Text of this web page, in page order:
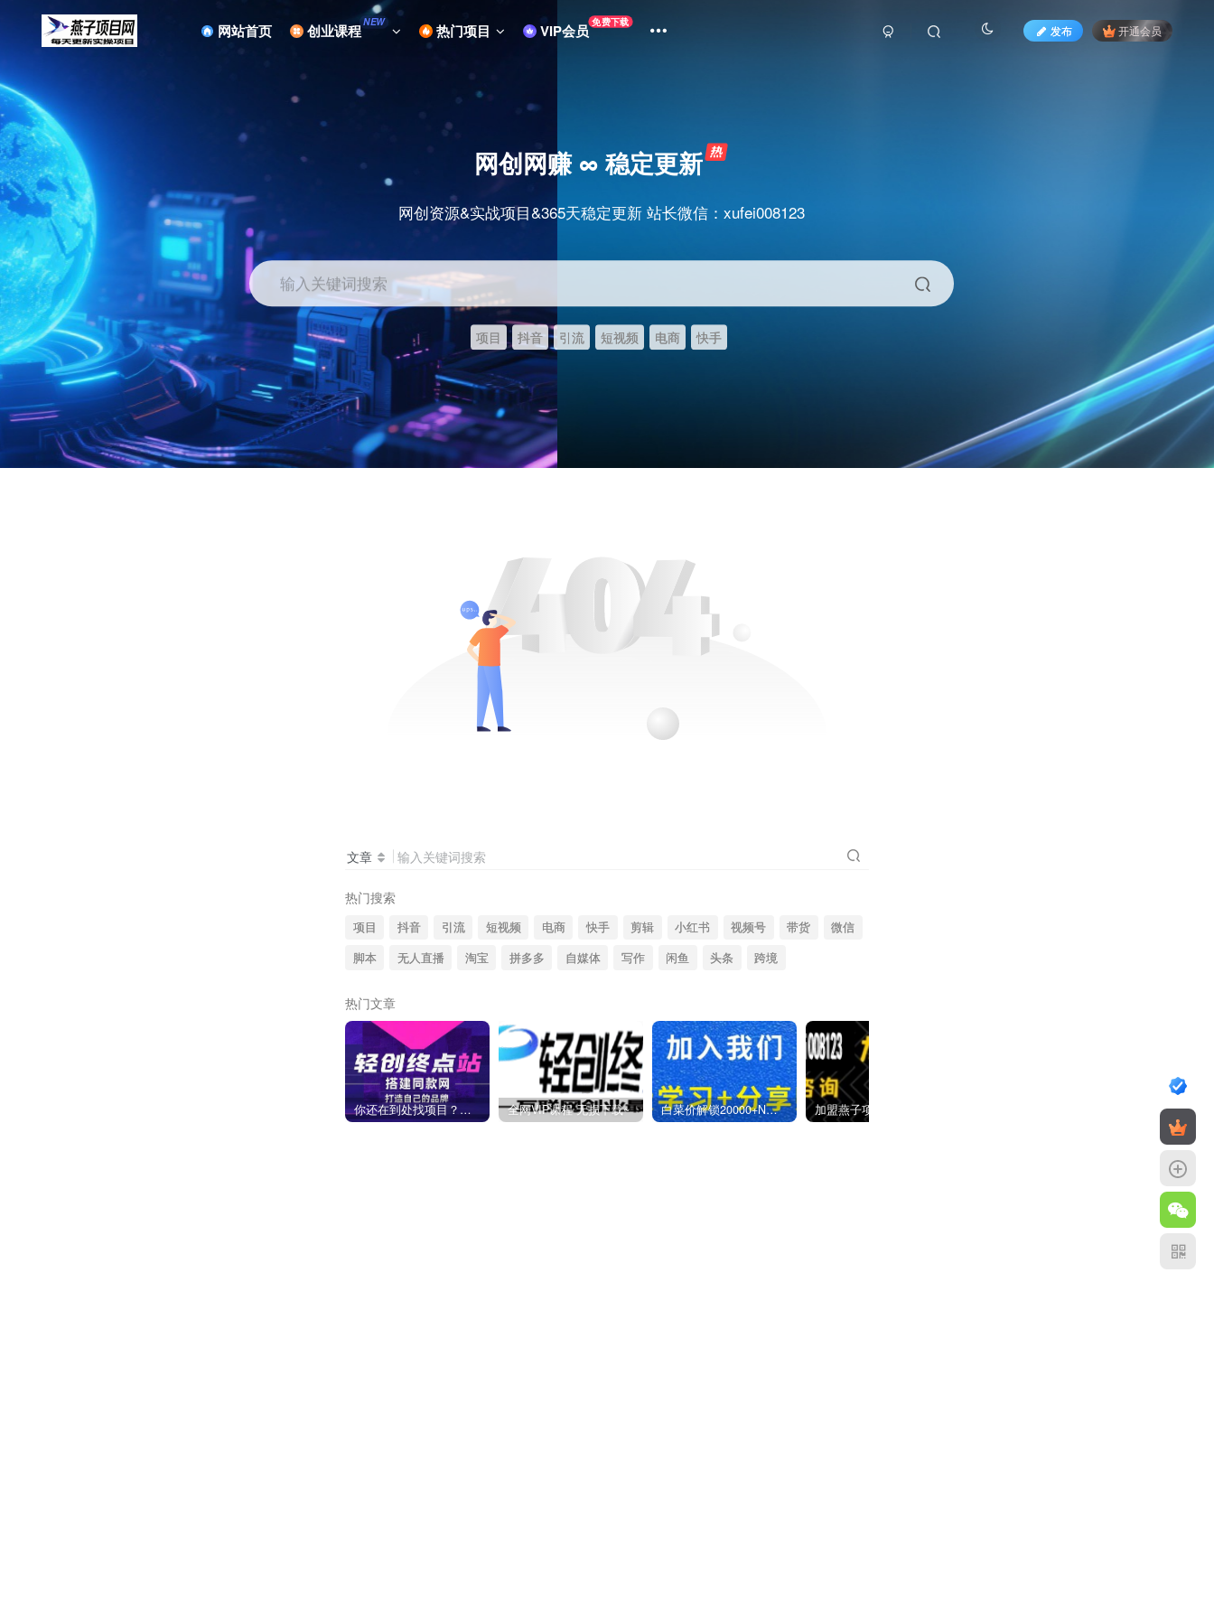
网站首页 创业课程NEW 热门项目 VIP会员 免费下载
发布 开通会员
网创网赚 ∞ 稳定更新
网创资源&实战项目&365天稳定更新 站长微信：xufei008123
输入关键词搜索
项目 抖音 引流 短视频 电商 快手
文章 输入关键词搜索
热门搜索
项目 抖音 引流 短视频 电商 快手 剪辑 小红书 视频号 带货
微信
脚本
无人直播 淘宝 拼多多 自媒体 写作 闲鱼 头条 跨境
热门文章
你还在到处找项目？还在当韭菜？我靠卖项目一个月收入5万+，曾经我也是个失败者。 全网VIP课程 无损下载~ 白菜价解锁20000+N个赚钱机会，加入燕子项目网会员，全站资源免费学习。